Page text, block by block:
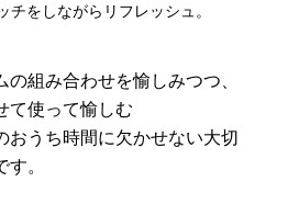
チをしながらリフレッシュ。
組み合わせを愉しみつつ、
て使って愉しむ
うち時間に欠かせない大切
。